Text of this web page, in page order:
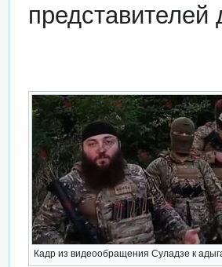
представителей
Кадр из видеообращения Суладзе к